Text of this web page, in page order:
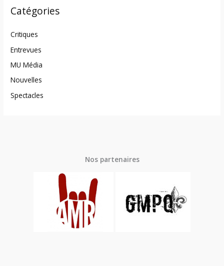
Catégories
Critiques
Entrevues
MU Média
Nouvelles
Spectacles
Nos partenaires